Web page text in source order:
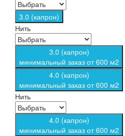
3.0 (капрон)
Нить
3.0 (капрон)
минимальный заказ от 600 м2
4.0 (капрон)
минимальный заказ от 600 м2
Нить
4.0 (капрон)
минимальный заказ от 600 м2